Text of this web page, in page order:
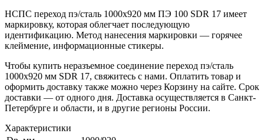
НСПС переход пэ/сталь 1000х920 мм ПЭ 100 SDR 17 имеет
маркировку, которая облегчает последующую
идентификацию. Метод нанесения маркировки — горячее
клеймение, информационные стикеры.
Чтобы купить неразъемное соединение переход пэ/сталь
1000х920 мм SDR 17, свяжитесь с нами. Оплатить товар и
оформить доставку также можно через Корзину на сайте. Срок
доставки — от одного дня. Доставка осуществляется в Санкт-
Петербурге и области, и в другие регионы России.
Характеристики